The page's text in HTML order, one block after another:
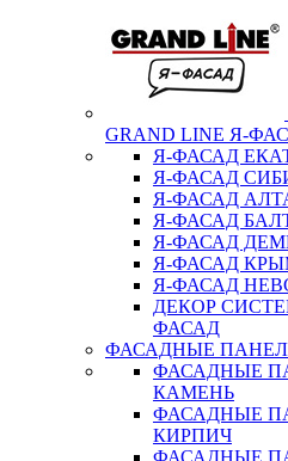
GRAND LINE Я-
Я-ФАСАД
Я-ФАСАД
Я-ФАСАД
Я-ФАСАД
Я-ФАСАД
Я-ФАСАД
Я-ФАСАД
ДЕКОР
ФАСАД
ФАСАДНЫЕ
ФАСАДНЫЕ
КАМЕНЬ
ФАСАДНЫЕ
КИРПИЧ
ФАСАДНЫЕ